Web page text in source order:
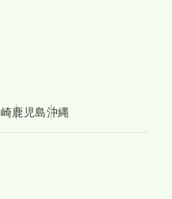
鹿児島沖縄